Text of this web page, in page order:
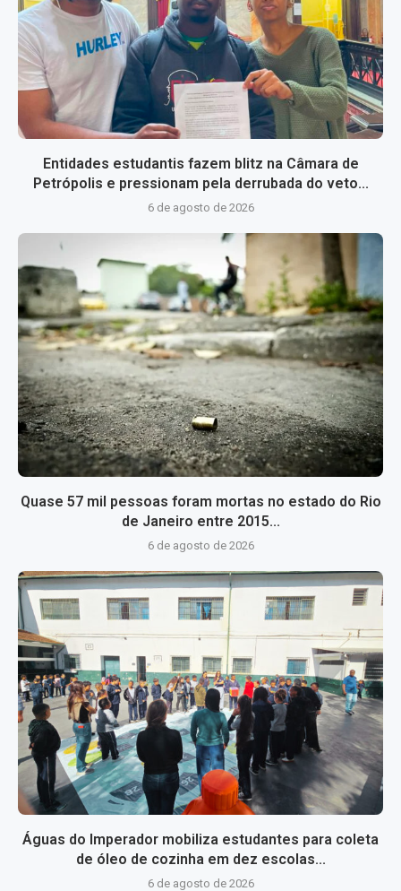
Entidades estudantis fazem blitz na Câmara de
Petrópolis e pressionam pela derrubada do veto...
6 de agosto de 2026
Quase 57 mil pessoas foram mortas no estado do Rio
de Janeiro entre 2015...
6 de agosto de 2026
Águas do Imperador mobiliza estudantes para coleta
de óleo de cozinha em dez escolas...
6 de agosto de 2026